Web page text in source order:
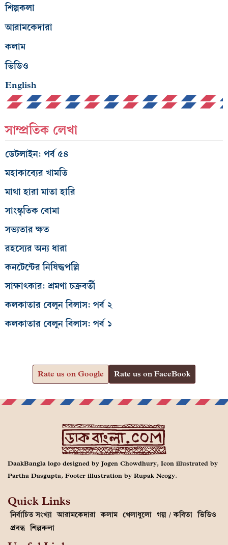
শিল্পকলা
আরামকেদারা
কলাম
ভিডিও
English
সাম্প্রতিক লেখা
ডেটলাইন: পর্ব ৫৪
মহাকাব্যের খামতি
মাথা হারা মাতা হারি
সাংস্কৃতিক বোমা
সভ্যতার ক্ষত
রহস্যের অন্য ধারা
কনটেন্টের নিষিদ্ধপল্লি
সাক্ষাৎকার: শ্রমণা চক্রবর্তী
কলকাতার বেলুন বিলাস: পর্ব ২
কলকাতার বেলুন বিলাস: পর্ব ১
Rate us on Google Rate us on FaceBook
DaakBangla logo designed by Jogen Chowdhury, Icon illustrated by
Partha Dasgupta, Footer illustration by Rupak Neogy.
Quick Links
নির্বাচিত সংখ্যা আরামকেদারা কলাম খেলাধুলো গল্প / কবিতা ভিডিও
প্রবন্ধ শিল্পকলা